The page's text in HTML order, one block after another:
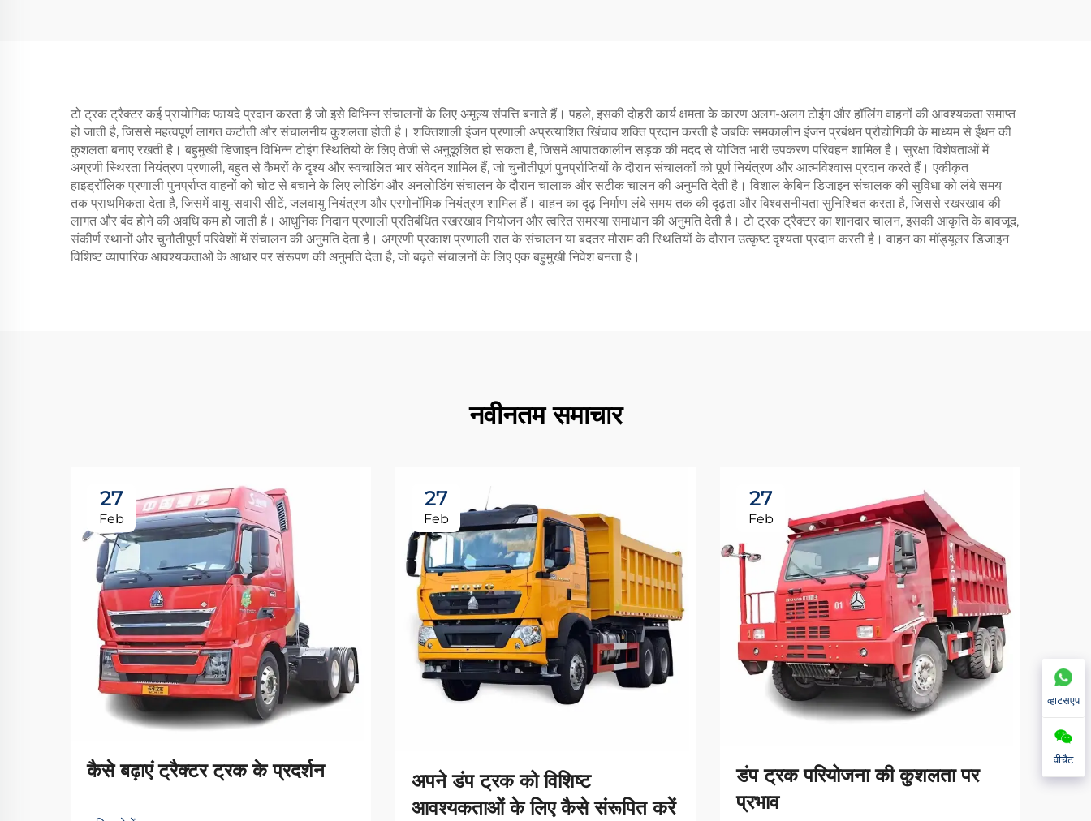
टो ट्रक ट्रैक्टर कई प्रायोगिक फायदे प्रदान करता है जो इसे विभिन्न संचालनों के लिए अमूल्य संपत्ति बनाते हैं। पहले, इसकी दोहरी कार्य क्षमता के कारण अलग-अलग टोइंग और हॉलिंग वाहनों की आवश्यकता समाप्त
हो जाती है, जिससे महत्वपूर्ण लागत कटौती और संचालनीय कुशलता होती है। शक्तिशाली इंजन प्रणाली अप्रत्याशित खिंचाव शक्ति प्रदान करती है जबकि समकालीन इंजन प्रबंधन प्रौद्योगिकी के माध्यम से ईंधन की
कुशलता बनाए रखती है। बहुमुखी डिजाइन विभिन्न टोइंग स्थितियों के लिए तेजी से अनुकूलित हो सकता है, जिसमें आपातकालीन सड़क की मदद से योजित भारी उपकरण परिवहन शामिल है। सुरक्षा विशेषताओं में
अग्रणी स्थिरता नियंत्रण प्रणाली, बहुत से कैमरों के दृश्य और स्वचालित भार संवेदन शामिल हैं, जो चुनौतीपूर्ण पुनर्प्राप्तियों के दौरान संचालकों को पूर्ण नियंत्रण और आत्मविश्वास प्रदान करते हैं। एकीकृत
हाइड्रॉलिक प्रणाली पुनर्प्राप्त वाहनों को चोट से बचाने के लिए लोडिंग और अनलोडिंग संचालन के दौरान चालाक और सटीक चालन की अनुमति देती है। विशाल केबिन डिजाइन संचालक की सुविधा को लंबे समय
तक प्राथमिकता देता है, जिसमें वायु-सवारी सीटें, जलवायु नियंत्रण और एरगोनॉमिक नियंत्रण शामिल हैं। वाहन का दृढ़ निर्माण लंबे समय तक की दृढ़ता और विश्वसनीयता सुनिश्चित करता है, जिससे रखरखाव की
लागत और बंद होने की अवधि कम हो जाती है। आधुनिक निदान प्रणाली प्रतिबंधित रखरखाव नियोजन और त्वरित समस्या समाधान की अनुमति देती है। टो ट्रक ट्रैक्टर का शानदार चालन, इसकी आकृति के बावजूद,
संकीर्ण स्थानों और चुनौतीपूर्ण परिवेशों में संचालन की अनुमति देता है। अग्रणी प्रकाश प्रणाली रात के संचालन या बदतर मौसम की स्थितियों के दौरान उत्कृष्ट दृश्यता प्रदान करती है। वाहन का मॉड्यूलर डिजाइन
विशिष्ट व्यापारिक आवश्यकताओं के आधार पर संरूपण की अनुमति देता है, जो बढ़ते संचालनों के लिए एक बहुमुखी निवेश बनता है।
नवीनतम समाचार
27
Feb
कैसे बढ़ाएं ट्रैक्टर ट्रक के प्रदर्शन
27
Feb
अपने डंप ट्रक को विशिष्ट
आवश्यकताओं के लिए कैसे संरूपित करें
27
Feb
डंप ट्रक परियोजना की कुशलता पर
प्रभाव
व्हाटसएप
वीचैट